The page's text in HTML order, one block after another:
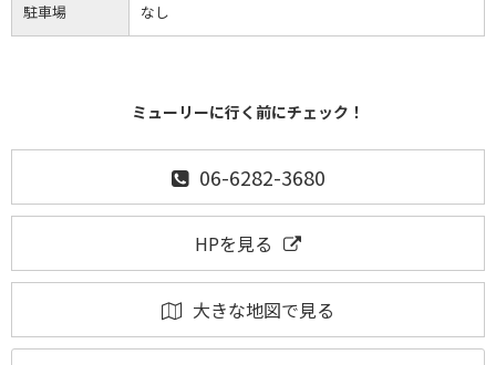
駐車場 なし
ミューリーに行く前にチェック！
06-6282-3680
HPを見る
大きな地図で見る